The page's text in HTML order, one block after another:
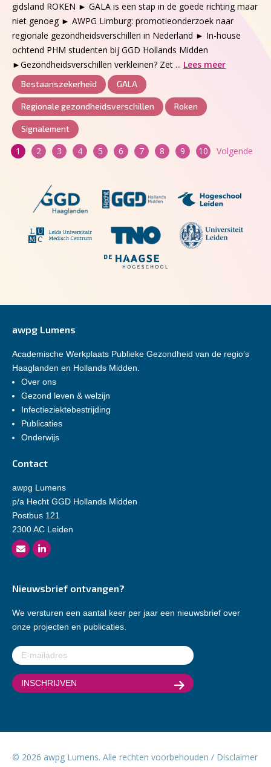
gidsland ROKEN ► GALA is een stap in de goede richting maar
niet genoeg ► AWPG Limburg: promotieonderzoek naar
regionale gezondheidsverschillen in Nederland ► In-house
ochtend PHM studenten bij GGD Hollands Midden
►Gezondheidsverschillen verkleinen? Zet ... Lees meer
Bestaanszekerheid GALA
Regionale gezondheidsverschillen Roken
Signalement
Berichten
1 2 3 4 5 6 7 8 9 10 Volgende
awpg Lumens
Academische Werkplaats Publieke Gezondheid van de regio’s
Haaglanden en Hollands Midden.
Over ons
Gezond leven & welzijn
Infectieziektebestrijding
Publicaties
Onderwijs
Contact
awpg Lumens
p/a Hecht GGD Hollands Midden
Postbus 121
2300 AC Leiden
Nieuwsbrief ontvangen?
We versturen een aantal keer per jaar een nieuwsbrief over
onze projecten en publicaties.
E-
mailadres(Vereist)
© 2026 awpg Lumens. Alle rechten voorbehouden / Disclaimer